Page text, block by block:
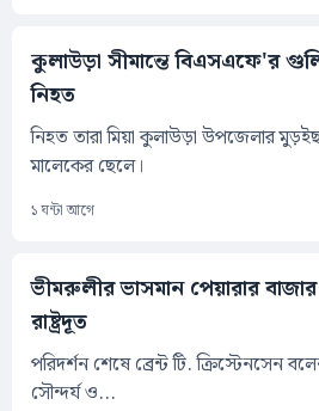
কুলাউড়া সীমান্তে বিএসএফে'র
নিহত
নিহত তারা মিয়া কুলাউড়া উপজেলার
মালেকের ছেলে।
১ ঘন্টা আগে
ভীমরুলীর ভাসমান পেয়ারার
রাষ্ট্রদূত
পরিদর্শন শেষে ব্রেন্ট টি. ক্রিস্টেনসেন
সৌন্দর্য ও...